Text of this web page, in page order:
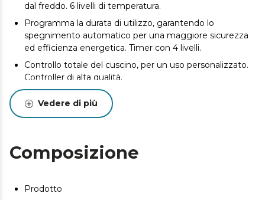
dal freddo. 6 livelli di temperatura.
Programma la durata di utilizzo, garantendo lo
spegnimento automatico per una maggiore sicurezza
ed efficienza energetica. Timer con 4 livelli.
Controllo totale del cuscino, per un uso personalizzato.
Controller di alta qualità.
Il cuscino riscaldante può essere facilmente lavato in
lavatrice. Controller rimovibile.
Vedere di più
Composizione
Prodotto